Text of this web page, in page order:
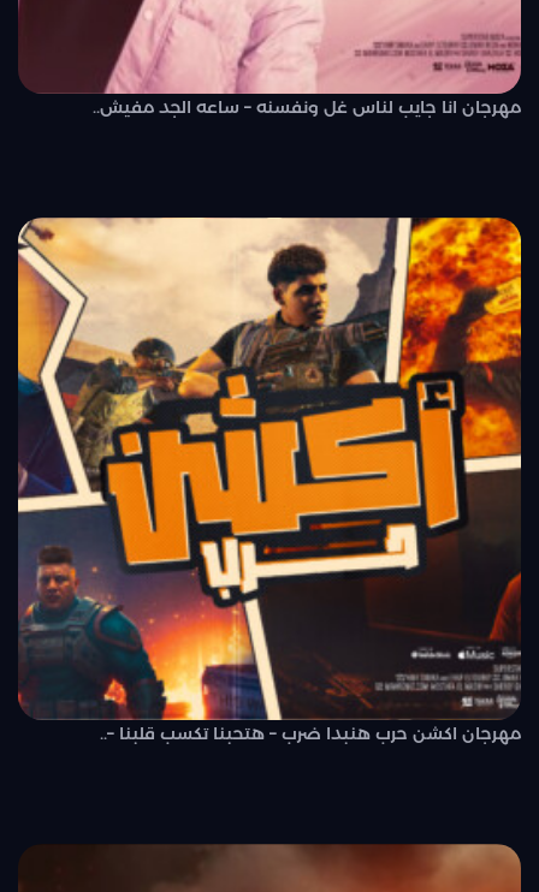
مهرجان انا جايب لناس غل ونفسنه – ساعه الجد مفيش..
مهرجان اكشن حرب هنبدا ضرب – هتحبنا تكسب قلبنا –..